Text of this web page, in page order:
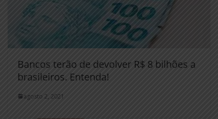
Bancos terão de devolver R$ 8 bilhões a
brasileiros. Entenda!
agosto 2, 2021